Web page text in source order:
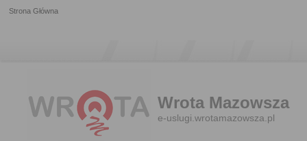
Strona Główna
Wrota Mazowsza
e-uslugi.wrotamazowsza.pl